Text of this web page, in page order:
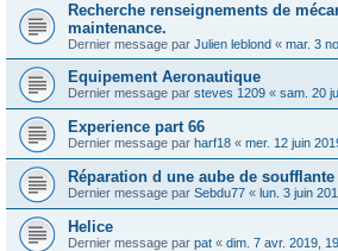
Recherche renseignements de
maintenance.
Dernier message par Julien leblond « mar. 3
Equipement Aeronautique
Dernier message par steves 1209 « sam. 20
Experience part 66
Dernier message par harf18 « mer. 12 juin
Réparation d une aube de soufflante
Dernier message par Sebdu77 « lun. 3 juin
Helice
Dernier message par pat « dim. 7 avr. 2019,